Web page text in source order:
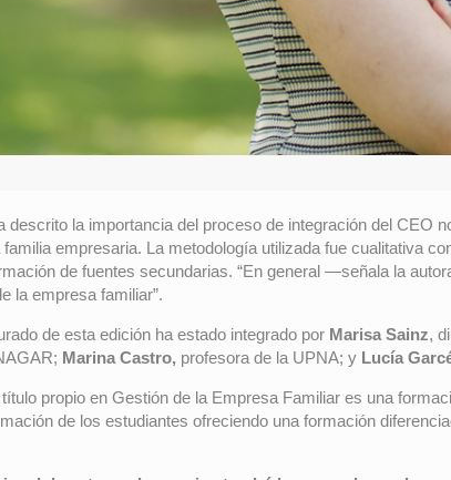
descrito la importancia del proceso de integración del CEO
empresaria. La metodología utilizada fue cualitativa
de fuentes secundarias. “En general —señala la
la empresa familiar”.
de esta edición ha estado integrado por Marisa Sainz,
Marina Castro, profesora de la UPNA; y Lucía
propio en Gestión de la Empresa Familiar es una
de los estudiantes ofreciendo una formación